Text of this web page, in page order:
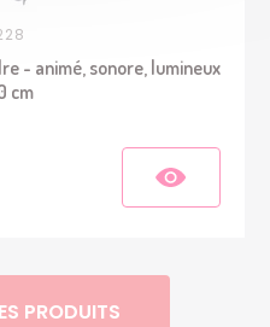
- animé, sonore, lumineux
cm
PRODUITS